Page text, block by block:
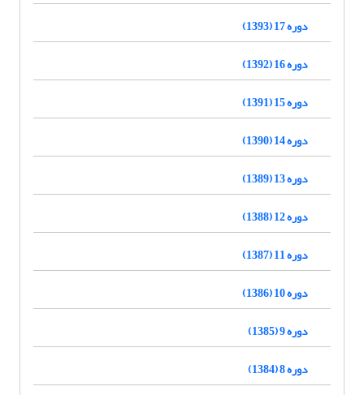
دوره 17 (1393)
دوره 16 (1392)
دوره 15 (1391)
دوره 14 (1390)
دوره 13 (1389)
دوره 12 (1388)
دوره 11 (1387)
دوره 10 (1386)
دوره 9 (1385)
دوره 8 (1384)